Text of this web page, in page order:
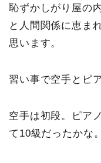
恥ずかしがり屋の
と人間関係に恵ま
思います。
習い事で空手とピ
空手は初段。ピア
て10級だったかな。